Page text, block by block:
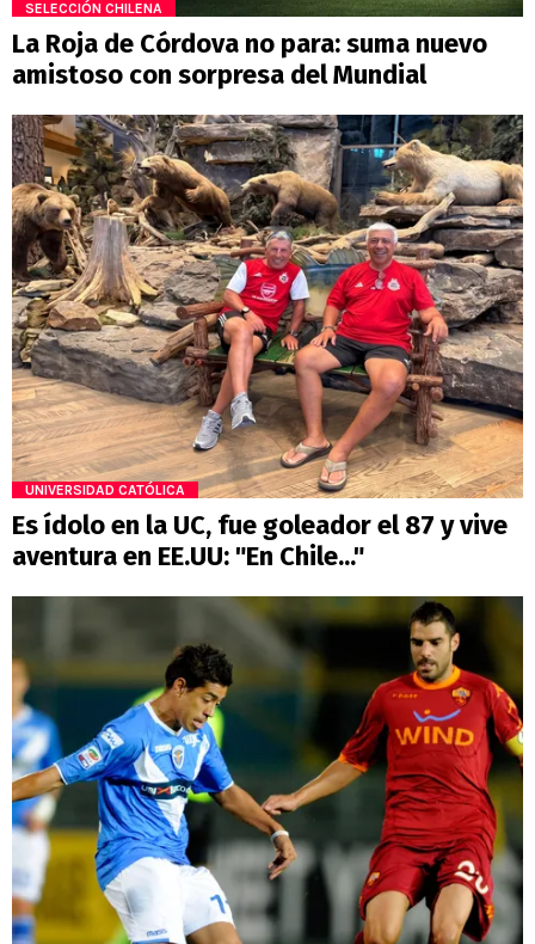
SELECCIÓN CHILENA
La Roja de Córdova no para: suma nuevo
amistoso con sorpresa del Mundial
UNIVERSIDAD CATÓLICA
Es ídolo en la UC, fue goleador el 87 y vive
aventura en EE.UU: "En Chile..."